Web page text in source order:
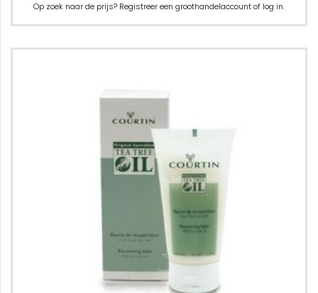
Op zoek naar de prijs? Registreer een groothandelaccount of log in.